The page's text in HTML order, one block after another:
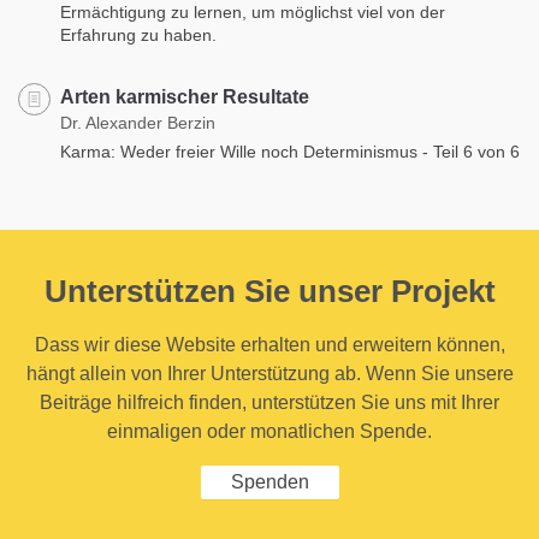
Ermächtigung zu lernen, um möglichst viel von der
Erfahrung zu haben.
Arten karmischer Resultate
Dr. Alexander Berzin
Karma: Weder freier Wille noch Determinismus - Teil 6 von 6
Unterstützen Sie unser Projekt
Dass wir diese Website erhalten und erweitern können,
hängt allein von Ihrer Unterstützung ab. Wenn Sie unsere
Beiträge hilfreich finden, unterstützen Sie uns mit Ihrer
einmaligen oder monatlichen Spende.
Spenden